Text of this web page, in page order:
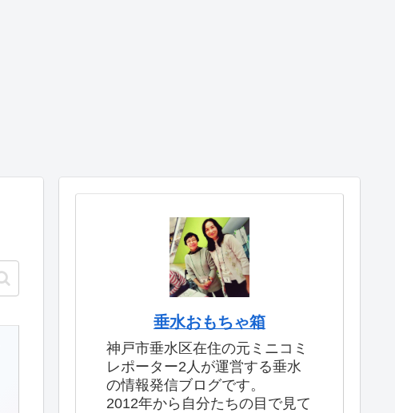
垂水おもちゃ箱
神戸市垂水区在住の元ミニコミ
レポーター2人が運営する垂水
の情報発信ブログです。
2012年から自分たちの目で見て